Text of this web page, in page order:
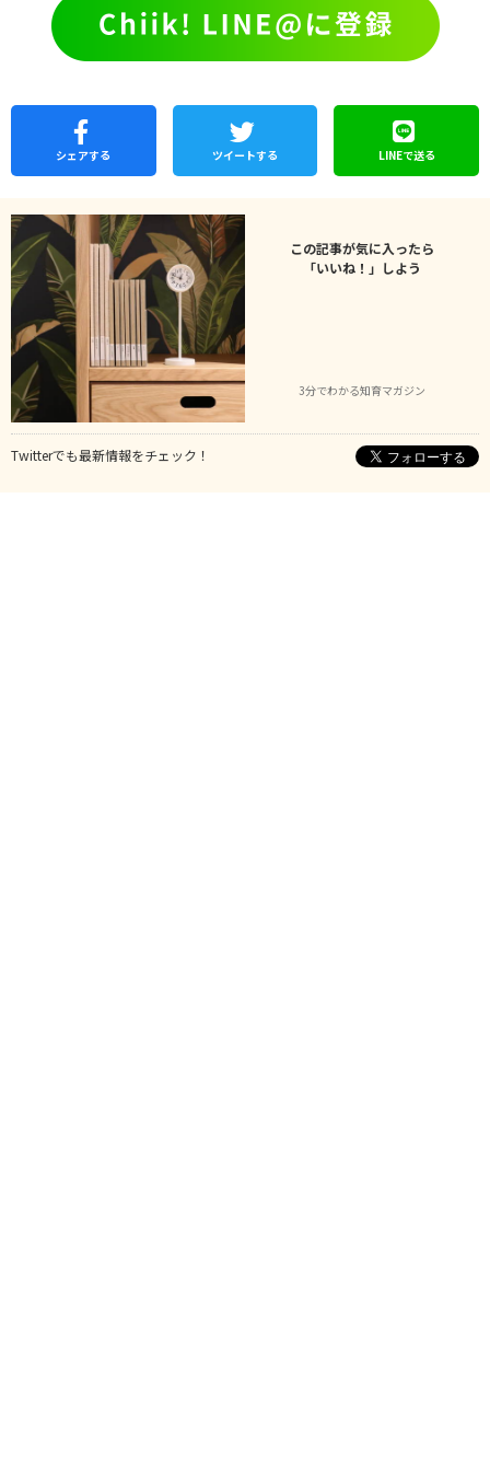
シェアする ツイートする LINEで送る
この記事が気に入ったら
「いいね！」しよう
3分でわかる知育マガジン
Twitterでも最新情報をチェック！